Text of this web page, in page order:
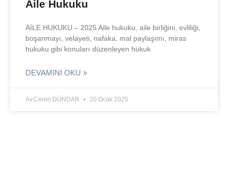
Aile Hukuku
AİLE HUKUKU – 2025 Aile hukuku, aile birliğini, evliliği,
boşanmayı, velayeti, nafaka, mal paylaşımı, miras
hukuku gibi konuları düzenleyen hukuk
DEVAMINI OKU »
Av.Ceren DÜNDAR 20 Ocak 2025